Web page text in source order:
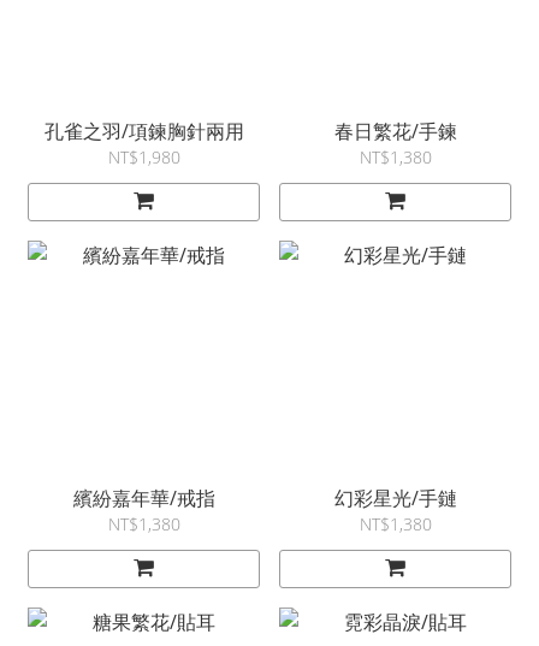
孔雀之羽/項鍊胸針兩用
NT$1,980
春日繁花/手鍊
NT$1,380
繽紛嘉年華/戒指
NT$1,380
幻彩星光/手鏈
NT$1,380